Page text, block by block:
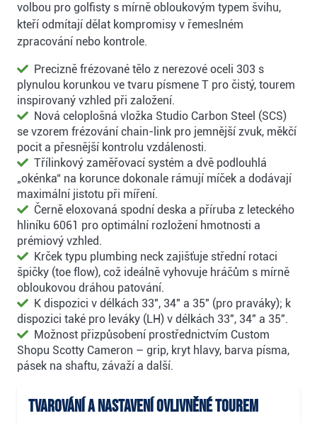
volbou pro golfisty s mírně obloukovým typem švihu,
kteří odmítají dělat kompromisy v řemeslném
zpracování nebo kontrole.
Precizně frézované tělo z nerezové oceli 303 s
plynulou korunkou ve tvaru písmene T pro čistý, tourem
inspirovaný vzhled při založení.
Nová celoplošná vložka Studio Carbon Steel (SCS)
se vzorem frézování chain-link pro jemnější zvuk, měkčí
pocit a přesnější kontrolu vzdálenosti.
Třílinkový zaměřovací systém a dvě podlouhlá
„okénka“ na korunce dokonale rámují míček a dodávají
maximální jistotu při míření.
Černě eloxovaná spodní deska a příruba z leteckého
hliníku 6061 pro optimální rozložení hmotnosti a
prémiový vzhled.
Krček typu plumbing neck zajišťuje střední rotaci
špičky (toe flow), což ideálně vyhovuje hráčům s mírně
obloukovou dráhou patování.
K dispozici v délkách 33", 34" a 35" (pro praváky); k
dispozici také pro leváky (LH) v délkách 33", 34" a 35".
Možnost přizpůsobení prostřednictvím Custom
Shopu Scotty Cameron – grip, kryt hlavy, barva písma,
pásek na shaftu, závaží a další.
Tvarování a nastavení ovlivněné tourem